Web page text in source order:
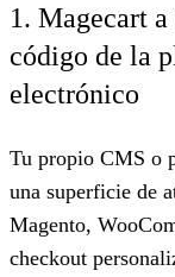
1. Magecart
código de la
electrónico
Tu propio CMS o
una superficie de
Magento,
checkout